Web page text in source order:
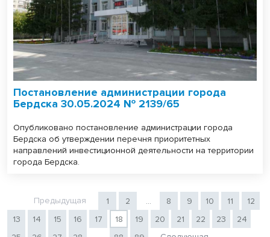
Постановление администрации города
Бердска 30.05.2024 № 2139/65
Опубликовано постановление администрации города
Бердска об утверждении перечня приоритетных
направлений инвестиционной деятельности на территории
города Бердска.
Предыдущая 1 2 ... 8 9 10 11
12
13
14 15 16 17 18 19 20 21 22 23
24